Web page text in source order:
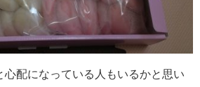
心配になっている人もいるかと思い